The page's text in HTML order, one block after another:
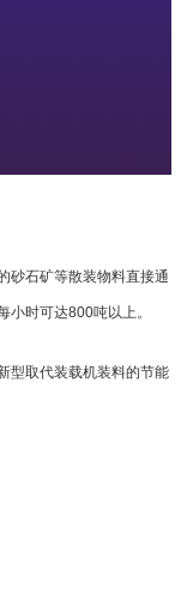
砂石矿等散装物料直接通
小时可达800吨以上。
型取代装载机装料的节能